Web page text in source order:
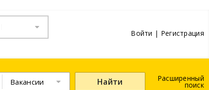
Войти | Регистрация
Вакансии Найти Расширенный
поиск